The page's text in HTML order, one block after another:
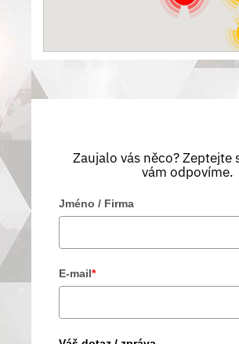
Zaujalo vás něco? Zeptejte
vám odpovíme.
Jméno / Firma
E-mail*